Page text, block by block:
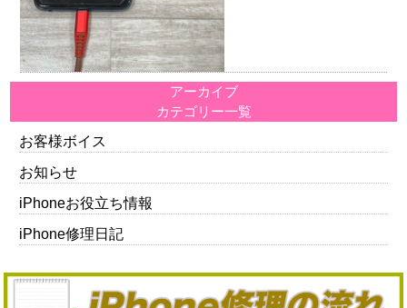
アーカイブ
カテゴリー一覧
お客様ボイス
お知らせ
iPhoneお役立ち情報
iPhone修理日記